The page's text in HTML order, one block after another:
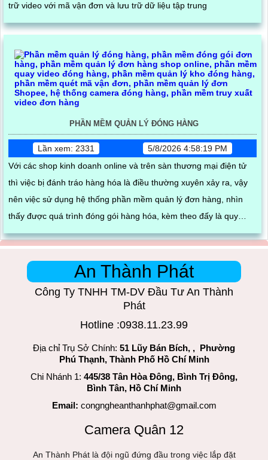
trữ video với mã vận đơn và lưu trữ dữ liệu tập trung
PHẦN MỀM QUẢN LÝ ĐÓNG HÀNG
Lần xem: 2331
5/8/2026 4:58:19 PM
Với các shop kinh doanh online và trên sàn thương mại điện tử
thì việc bị đánh tráo hàng hóa là điều thường xuyên xảy ra, vậy
nên việc sử dụng hệ thống phần mềm quản lý đơn hàng, nhìn
thấy được quá trình đóng gói hàng hóa, kèm theo đấy là quy
trình đóng gói cũng được ghi lại một cách dễ dàng
An Thành Phát
Công Ty TNHH TM-DV Đầu Tư An Thành
Phát
Hotline :0938.11.23.99
Địa chỉ Trụ Sở Chính: 51 Lũy Bán Bích, , Phường
Phú Thạnh, Thành Phố Hồ Chí Minh
Chi Nhánh 1: 445/38 Tân Hòa Đông, Bình Trị Đông,
Bình Tân, Hồ Chí Minh
Email: congngheanthanhphat@gmail.com
Camera Quân 12
An Thành Phát là đội ngũ đứng đầu trong việc lắp đặt